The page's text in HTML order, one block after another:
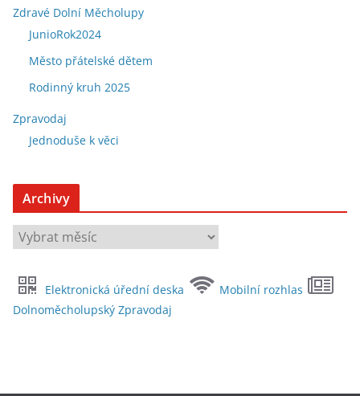
Zdravé Dolní Měcholupy
JunioRok2024
Město přátelské dětem
Rodinný kruh 2025
Zpravodaj
Jednoduše k věci
Archivy
A
h
i
Elektronická úřední deska
Mobilní rozhlas
Dolnoměcholupský Zpravodaj